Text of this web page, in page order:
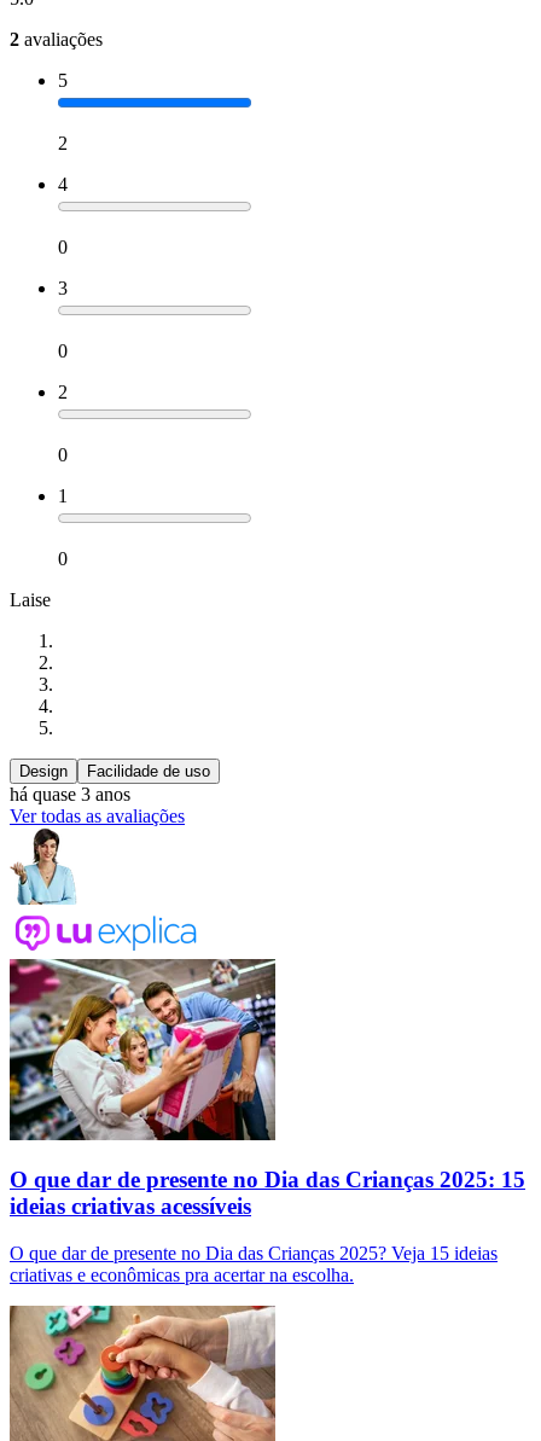
2 avaliações
5
2
4
0
3
0
2
0
1
0
Laise
Design Facilidade de uso
há quase 3 anos
Ver todas as avaliações
O que dar de presente no Dia das Crianças 2025: 15
ideias criativas acessíveis
O que dar de presente no Dia das Crianças 2025? Veja 15 ideias
criativas e econômicas pra acertar na escolha.